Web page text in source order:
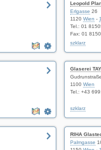
Leopold
Erlgasse 26
1120 Wien -
Tel.: 01
Fax: 01
szklarz
Glaserei
1100 Wien
Tel.: +43
szklarz
RIHA
Palmgasse